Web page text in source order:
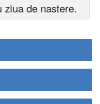
de nastere.